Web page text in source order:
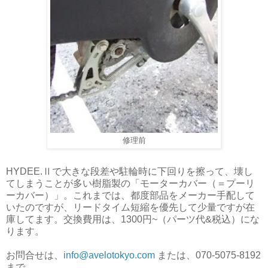
修理前
HYDEE.Ⅱで大きな段差や駐輪時に下回りを擦って、壊し
てしまうことが多い樹脂製の「モーターカバー（＝プーリ
ーカバー）」。これまでは、都度部品をメーカー手配して
いたのですが、リードタイム短縮を優先して少量ですが在
庫してます。交換費用は、1300円~（パーツ代&税込）にな
ります。
お問合せは、 info@avelotokyo.com または、070-5075-8192